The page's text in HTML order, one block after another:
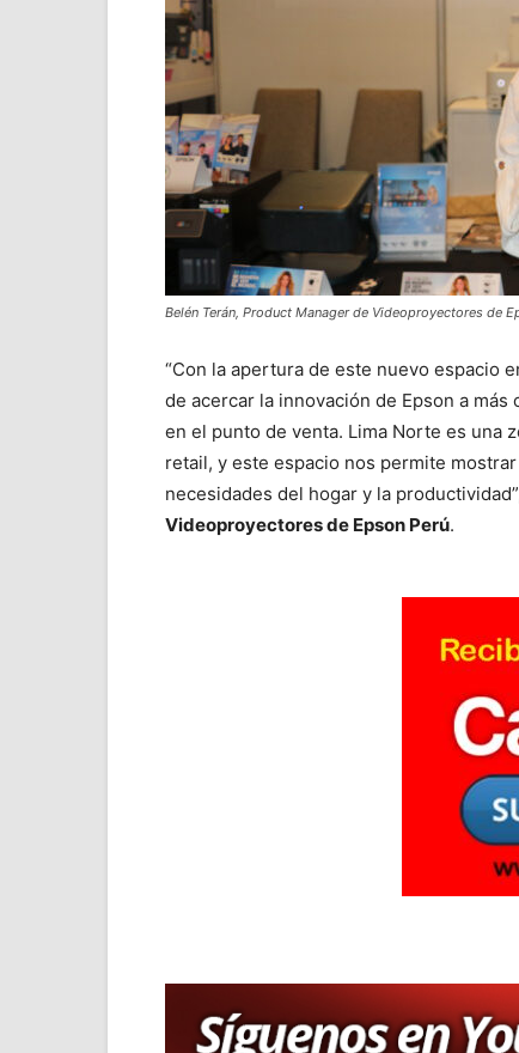
Belén Terán, Product Manager de Videoproyectores de
“Con la apertura de este nuevo espacio
de acercar la innovación de Epson a
en el punto de venta. Lima Norte es una
retail, y este espacio nos permite
necesidades del hogar y la
Videoproyectores de Epson Perú.